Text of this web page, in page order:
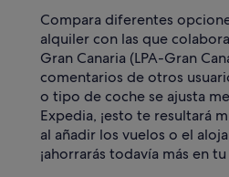
Compara diferentes
alquiler con las que
Gran Canaria (LPA-Gran
comentarios de otros
o tipo de coche se ajusta
Expedia, ¡esto te resultará
al añadir los vuelos o el
¡ahorrarás todavía más en